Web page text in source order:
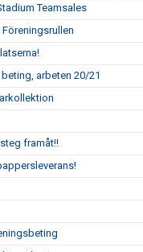
Teamsales
arbeten 20/21
framåt!!